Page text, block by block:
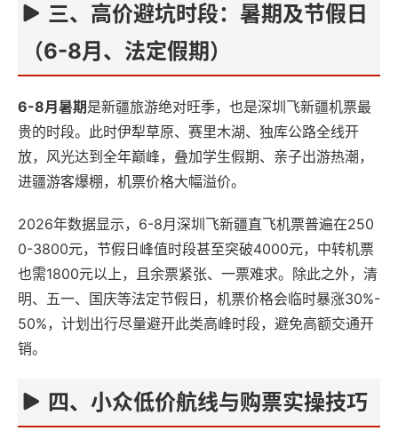
三、高价避坑时段：暑期及节假日
（6-8月、法定假期）
6-8月暑期是新疆旅游绝对旺季，也是深圳飞新疆机票最
贵的时段。此时伊犁草原、赛里木湖、独库公路全线开
放，风光达到全年巅峰，叠加学生假期、亲子出游热潮，
进疆游客爆棚，机票价格大幅溢价。
2026年数据显示，6-8月深圳飞新疆直飞机票普遍在250
0-3800元，节假日峰值时段甚至突破4000元，中转机票
也需1800元以上，且余票紧张、一票难求。除此之外，清
明、五一、国庆等法定节假日，机票价格会临时暴涨30%-
50%，计划出行尽量避开此类高峰时段，避免高额交通开
销。
四、小众低价航线与购票实操技巧